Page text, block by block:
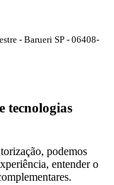
- Barueri SP - 06408-
tecnologias
podemos
entender o